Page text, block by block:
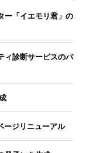
ー「イエモリ君」の
ィ診断サービスのパ
ージリニューアル